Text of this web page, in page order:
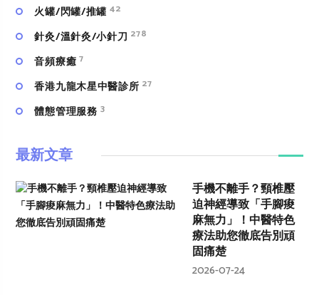
火罐/閃罐/推罐 42
針灸/溫針灸/小針刀 278
⾳頻療癒 7
香港九龍木星中醫診所 27
體態管理服務 3
最新文章
手機不離手？頸椎壓
迫神經導致「手腳痠
麻無力」！中醫特色
療法助您徹底告別頑
固痛楚
2026-07-24